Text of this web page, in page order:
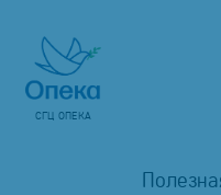
СГЦ ОПЕКА